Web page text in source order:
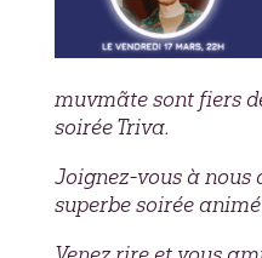
muvmãte sont fiers
soirée Triva.
Joignez-vous à nous
superbe soirée